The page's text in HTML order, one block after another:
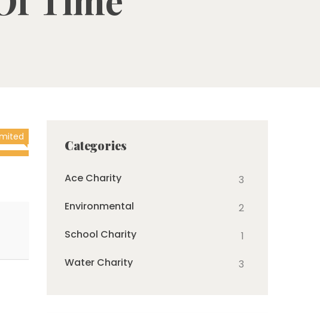
Categories
Ace Charity
3
Environmental
2
School Charity
1
Water Charity
3